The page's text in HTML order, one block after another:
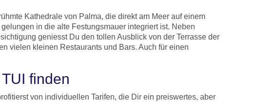
Kathedrale von Palma, die direkt am Meer auf einem
in die alte Festungsmauer integriert ist. Neben
geniesst Du den tollen Ausblick von der Terrasse der
vielen kleinen Restaurants und Bars. Auch für einen
finden
von individuellen Tarifen, die Dir ein preiswertes, aber